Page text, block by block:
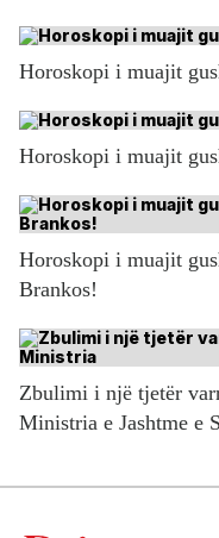
Horoskopi i muajit
Horoskopi i muajit
Horoskopi i muajit
Brankos!
Zbulimi i një tjetër
Ministria e Jashtme e